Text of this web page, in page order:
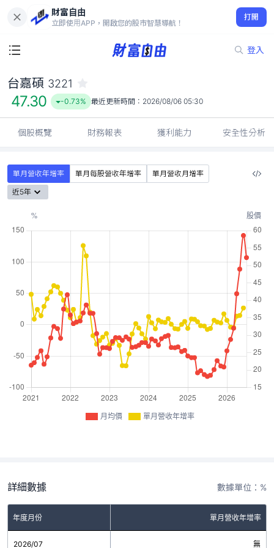
財富自由
立即使用APP，開啟您的股市智慧導航！
打開
登入
47.30
-0.73%
台嘉碩 3221
47.30 -0.73% 最近更新時間： 2026/08/06 05:30
個股概覽 財務報表 獲利能力 安全性分析
單月營收年增率 單月每股營收年增率
單月營收月增率
近5年
月均價 單月營收年增率
詳細數據 數據單位：%
年度月份 單月營收年增率
2026/07 無